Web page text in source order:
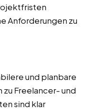
Anforderungen zu
und planbare
Freelancer- und
sind klar